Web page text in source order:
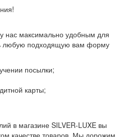
нас максимально удобным для
любую подходящую вам форму
посылки;
карты;
в магазине SILVER-LUXE вы